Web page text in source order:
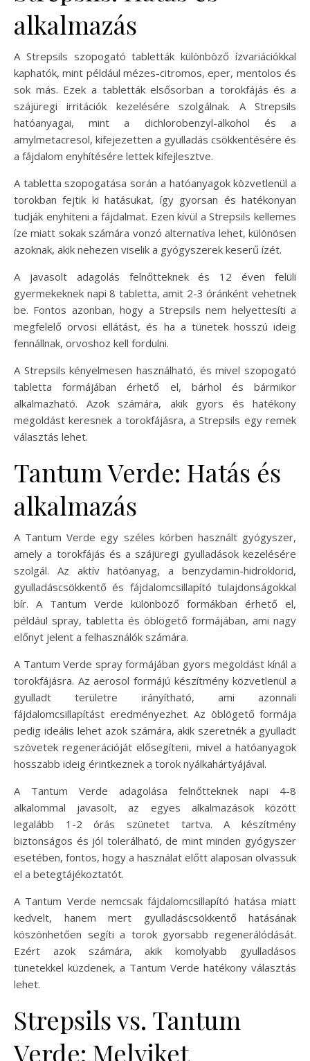
alkalmazás
A Strepsils szopogató tabletták különböző ízvariációkkal
kaphatók, mint például mézes-citromos, eper, mentolos és
sok más. Ezek a tabletták elsősorban a torokfájás és a
szájüregi irritációk kezelésére szolgálnak. A Strepsils
hatóanyagai, mint a dichlorobenzyl-alkohol és a
amylmetacresol, kifejezetten a gyulladás csökkentésére és
a fájdalom enyhítésére lettek kifejlesztve.
A tabletta szopogatása során a hatóanyagok közvetlenül a
torokban fejtik ki hatásukat, így gyorsan és hatékonyan
tudják enyhíteni a fájdalmat. Ezen kívül a Strepsils kellemes
íze miatt sokak számára vonzó alternatíva lehet, különösen
azoknak, akik nehezen viselik a gyógyszerek keserű ízét.
A javasolt adagolás felnőtteknek és 12 éven felüli
gyermekeknek napi 8 tabletta, amit 2-3 óránként vehetnek
be. Fontos azonban, hogy a Strepsils nem helyettesíti a
megfelelő orvosi ellátást, és ha a tünetek hosszú ideig
fennállnak, orvoshoz kell fordulni.
A Strepsils kényelmesen használható, és mivel szopogató
tabletta formájában érhető el, bárhol és bármikor
alkalmazható. Azok számára, akik gyors és hatékony
megoldást keresnek a torokfájásra, a Strepsils egy remek
választás lehet.
Tantum Verde: Hatás és
alkalmazás
A Tantum Verde egy széles körben használt gyógyszer,
amely a torokfájás és a szájüregi gyulladások kezelésére
szolgál. Az aktív hatóanyag, a benzydamin-hidroklorid,
gyulladáscsökkentő és fájdalomcsillapító tulajdonságokkal
bír. A Tantum Verde különböző formákban érhető el,
például spray, tabletta és öblögető formájában, ami nagy
előnyt jelent a felhasználók számára.
A Tantum Verde spray formájában gyors megoldást kínál a
torokfájásra. Az aerosol formájú készítmény közvetlenül a
gyulladt területre irányítható, ami azonnali
fájdalomcsillapítást eredményezhet. Az öblögető formája
pedig ideális lehet azok számára, akik szeretnék a gyulladt
szövetek regenerációját elősegíteni, mivel a hatóanyagok
hosszabb ideig érintkeznek a torok nyálkahártyájával.
A Tantum Verde adagolása felnőtteknek napi 4-8
alkalommal javasolt, az egyes alkalmazások között
legalább 1-2 órás szünetet tartva. A készítmény
biztonságos és jól tolerálható, de mint minden gyógyszer
esetében, fontos, hogy a használat előtt alaposan olvassuk
el a betegtájékoztatót.
A Tantum Verde nemcsak fájdalomcsillapító hatása miatt
kedvelt, hanem mert gyulladáscsökkentő hatásának
köszönhetően segíti a torok gyorsabb regenerálódását.
Ezért azok számára, akik komolyabb gyulladásos
tünetekkel küzdenek, a Tantum Verde hatékony választás
lehet.
Strepsils vs. Tantum
Verde: Melyiket